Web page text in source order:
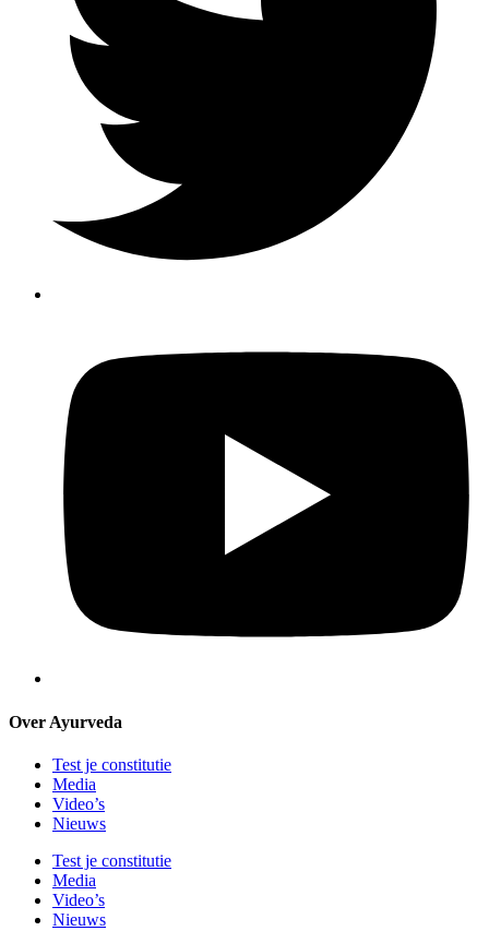
Over Ayurveda
Test je constitutie
Media
Video’s
Nieuws
Test je constitutie
Media
Video’s
Nieuws